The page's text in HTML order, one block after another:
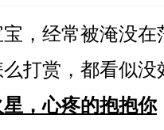
，经常被淹没在
打赏，都看似没
，心疼的抱抱你